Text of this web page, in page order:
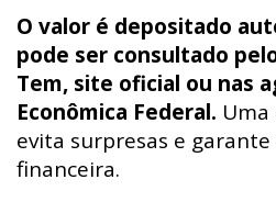
O valor é depositado
pode ser consultado
Tem, site oficial ou nas
Econômica Federal.
evita surpresas e
financeira.